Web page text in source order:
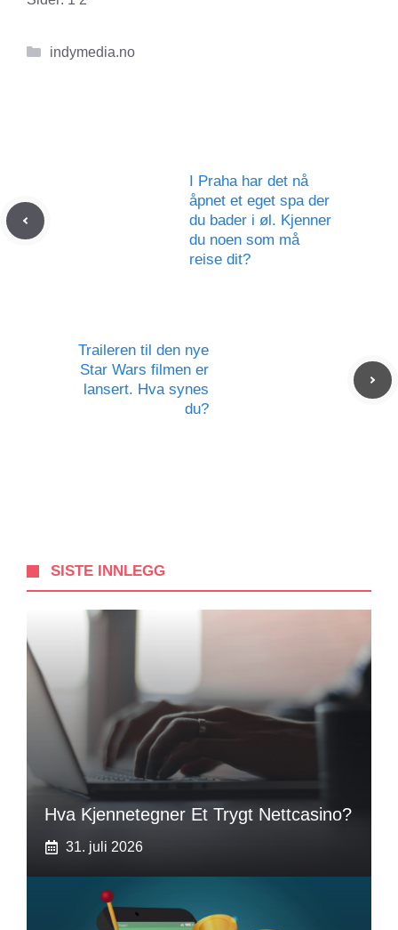
Kategorier
indymedia.no
I Praha har det nå
åpnet et eget spa der
du bader i øl. Kjenner
du noen som må
reise dit?
Traileren til den nye
Star Wars filmen er
lansert. Hva synes
du?
SISTE INNLEGG
Hva Kjennetegner Et Trygt Nettcasino?
31. juli 2026